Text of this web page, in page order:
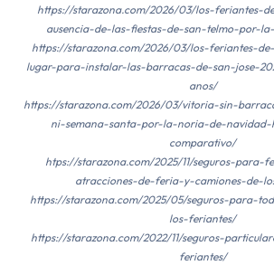
https://starazona.com/2026/03/los-feriantes-
ausencia-de-las-fiestas-de-san-telmo-por-
https://starazona.com/2026/03/los-feriantes-
lugar-para-instalar-las-barracas-de-san-jose-
anos/
https://starazona.com/2026/03/vitoria-sin-
ni-semana-santa-por-la-noria-de-
comparativo/
htps://starazona.com/2025/11/seguros-para-
atracciones-de-feria-y-camiones-de-
https://starazona.com/2025/05/seguros-para-
los-feriantes/
https://starazona.com/2022/11/seguros-
feriantes/